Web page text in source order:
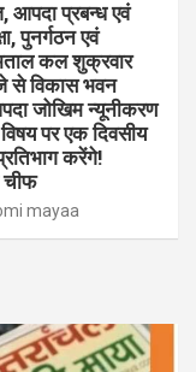
आपदा प्रबन्ध एवं
पुनर्गठन एवं
कल शुक्रवार
से विकास भवन
जोखिम न्यूनीकरण
पर एक दिवसीय
करेंगे!
mayaa